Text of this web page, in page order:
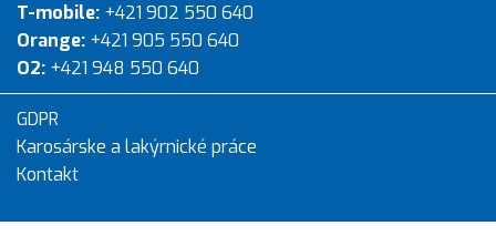
T-mobile: +421 902 550 640
Orange: +421 905 550 640
O2: +421 948 550 640
GDPR
Karosárske a lakýrnické práce
Kontakt